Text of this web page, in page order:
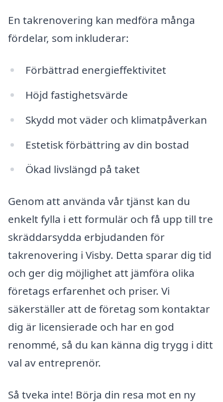
En takrenovering kan medföra många
fördelar, som inkluderar:
Förbättrad energieffektivitet
Höjd fastighetsvärde
Skydd mot väder och klimatpåverkan
Estetisk förbättring av din bostad
Ökad livslängd på taket
Genom att använda vår tjänst kan du
enkelt fylla i ett formulär och få upp till tre
skräddarsydda erbjudanden för
takrenovering i Visby. Detta sparar dig tid
och ger dig möjlighet att jämföra olika
företags erfarenhet och priser. Vi
säkerställer att de företag som kontaktar
dig är licensierade och har en god
renommé, så du kan känna dig trygg i ditt
val av entreprenör.
Så tveka inte! Börja din resa mot en ny